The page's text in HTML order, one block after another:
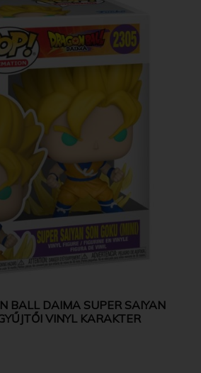
BALL DAIMA SUPER SAIYAN
VINYL KARAKTER